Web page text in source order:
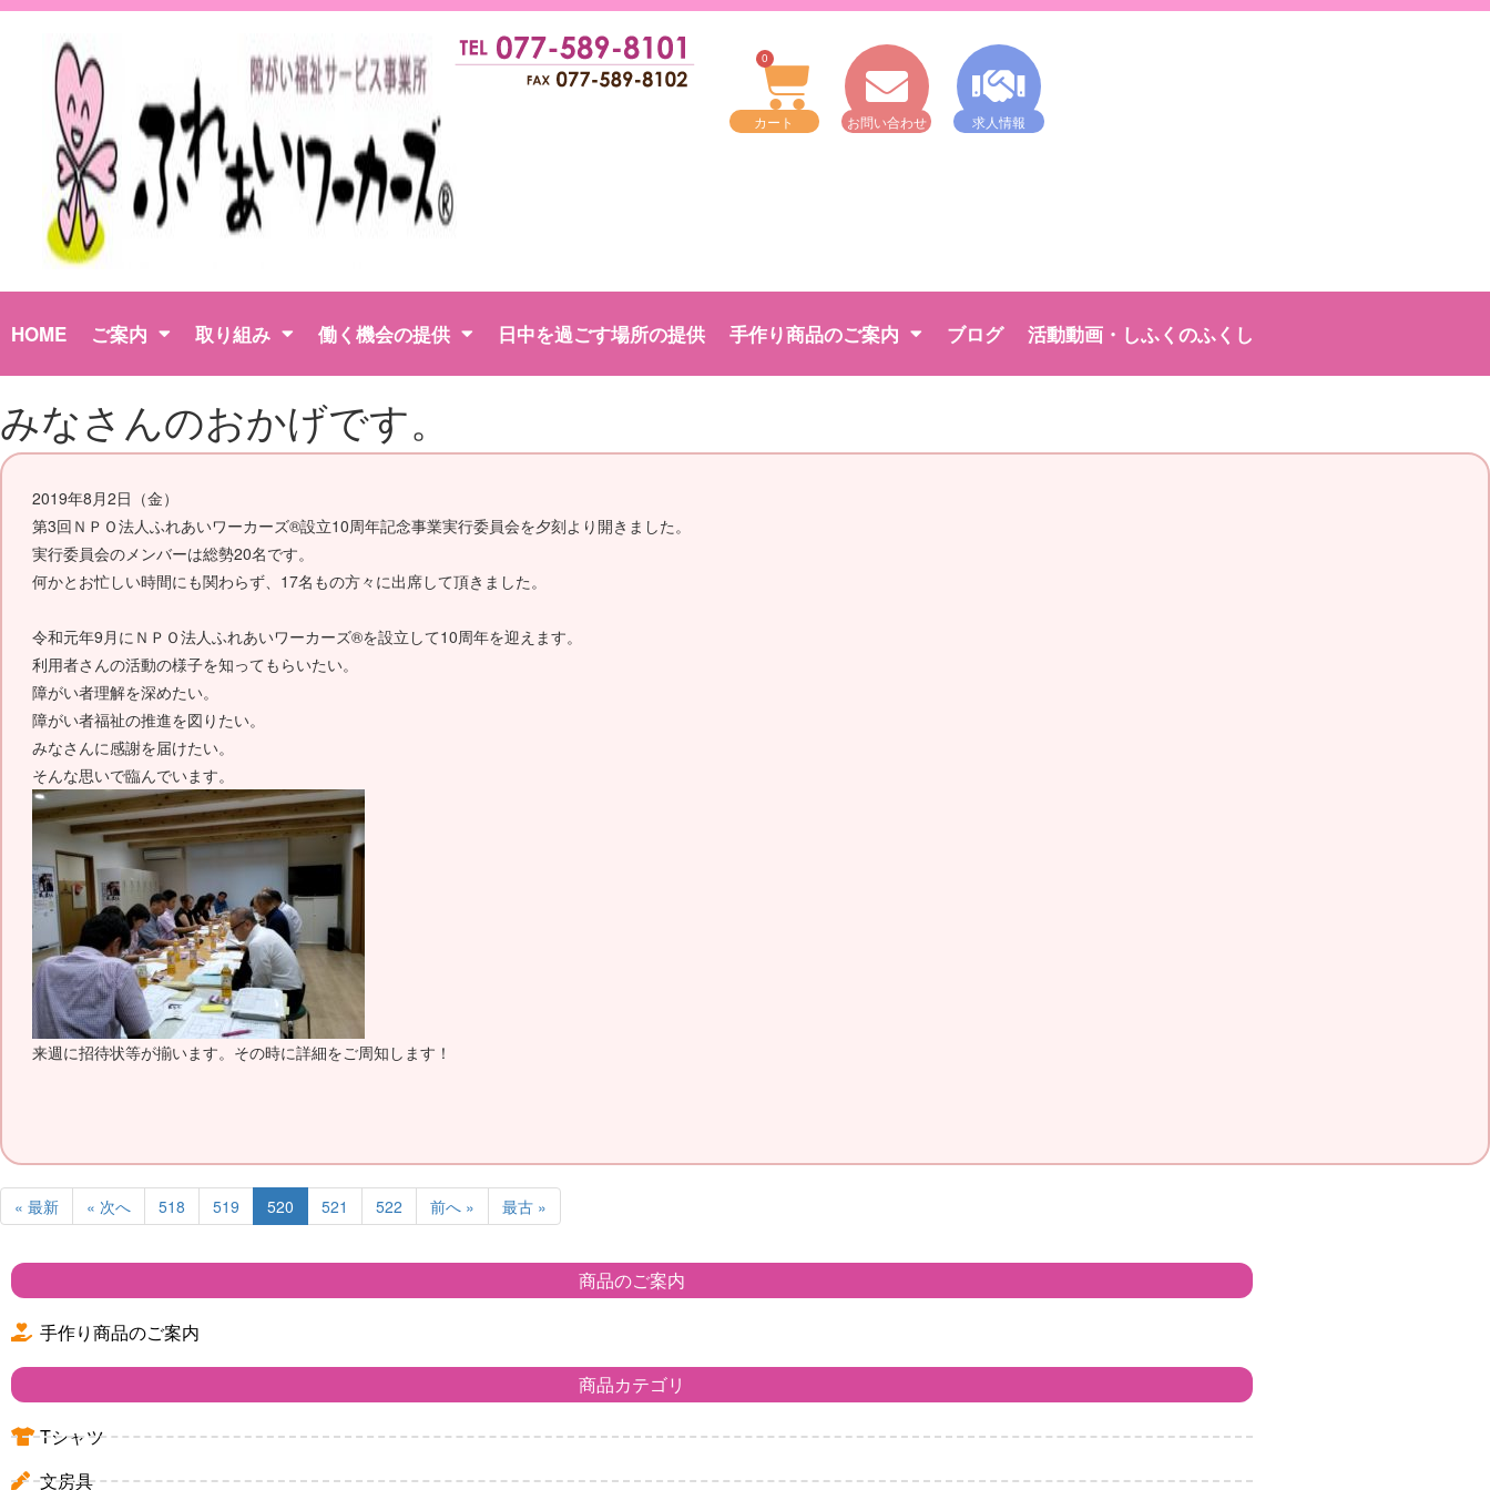
0
カート お問い合わせ 求人情報
HOME ご案内 取り組み 働く機会の提供 日中を過ごす場所の提供 手作り商品のご案内 ブログ 活動動画・しふくのふくし
みなさんのおかげです。
2019年8月2日（金）
第3回ＮＰＯ法人ふれあいワーカーズ®設立10周年記念事業実行委員会を夕刻より開きました。
実行委員会のメンバーは総勢20名です。
何かとお忙しい時間にも関わらず、17名もの方々に出席して頂きました。
令和元年9月にＮＰＯ法人ふれあいワーカーズ®を設立して10周年を迎えます。
利用者さんの活動の様子を知ってもらいたい。
障がい者理解を深めたい。
障がい者福祉の推進を図りたい。
みなさんに感謝を届けたい。
そんな思いで臨んでいます。
来週に招待状等が揃います。その時に詳細をご周知します！
« 最新 « 次へ 518 519 520 521 522 前へ » 最古 »
商品のご案内
手作り商品のご案内
商品カテゴリ
Tシャツ
文房具